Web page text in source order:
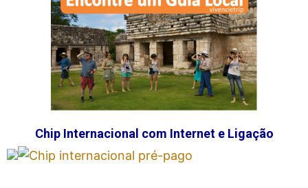
Chip Internacional com Internet e Ligação